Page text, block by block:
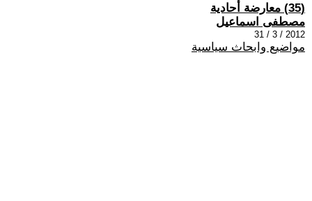
(35) معارضة أحادية
مصطفى اسماعيل
2012 / 3 / 31
مواضيع وابحاث سياسية